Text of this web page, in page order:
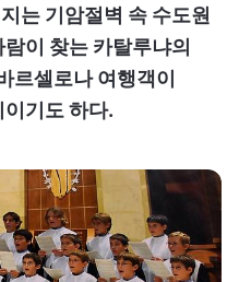
는 기암절벽 속 수도원
이 찾는 카탈루냐의
르셀로나 여행객이
기도 하다.